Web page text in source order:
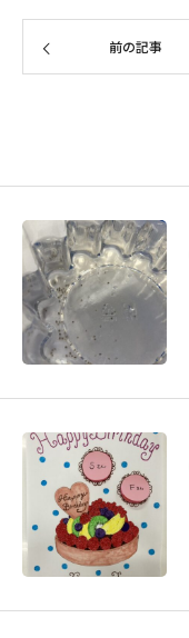
前の記事